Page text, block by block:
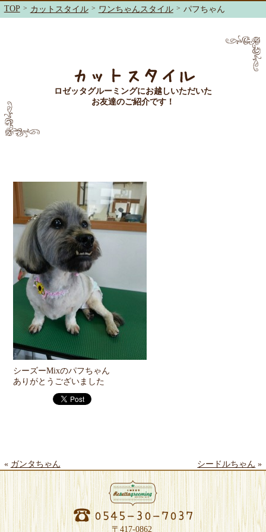
TOP > カットスタイル > ワンちゃんスタイル > パフちゃん
カットスタイル
ロゼッタグルーミングにお越しいただいた
お友達のご紹介です！
シーズーMixのパフちゃん
ありがとうございました
« ガンタちゃん シードルちゃん »
〒417-0862